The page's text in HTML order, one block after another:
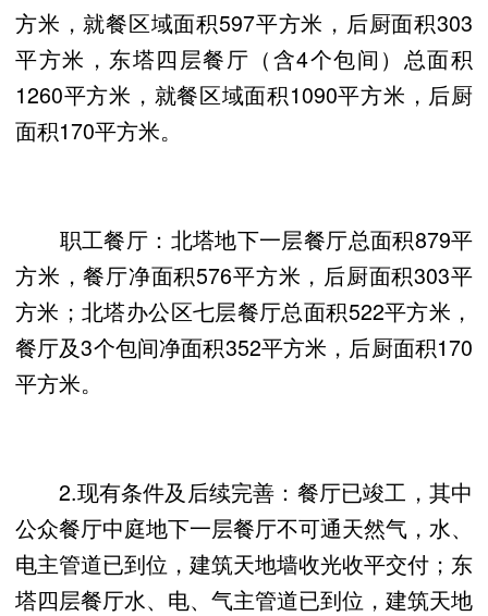
方米，就餐区域面积597平方米，后厨面积303
平方米，东塔四层餐厅（含4个包间）总面积
1260平方米，就餐区域面积1090平方米，后厨
面积170平方米。
职工餐厅：北塔地下一层餐厅总面积879平
方米，餐厅净面积576平方米，后厨面积303平
方米；北塔办公区七层餐厅总面积522平方米，
餐厅及3个包间净面积352平方米，后厨面积170
平方米。
2.现有条件及后续完善：餐厅已竣工，其中
公众餐厅中庭地下一层餐厅不可通天然气，水、
电主管道已到位，建筑天地墙收光收平交付；东
塔四层餐厅水、电、气主管道已到位，建筑天地